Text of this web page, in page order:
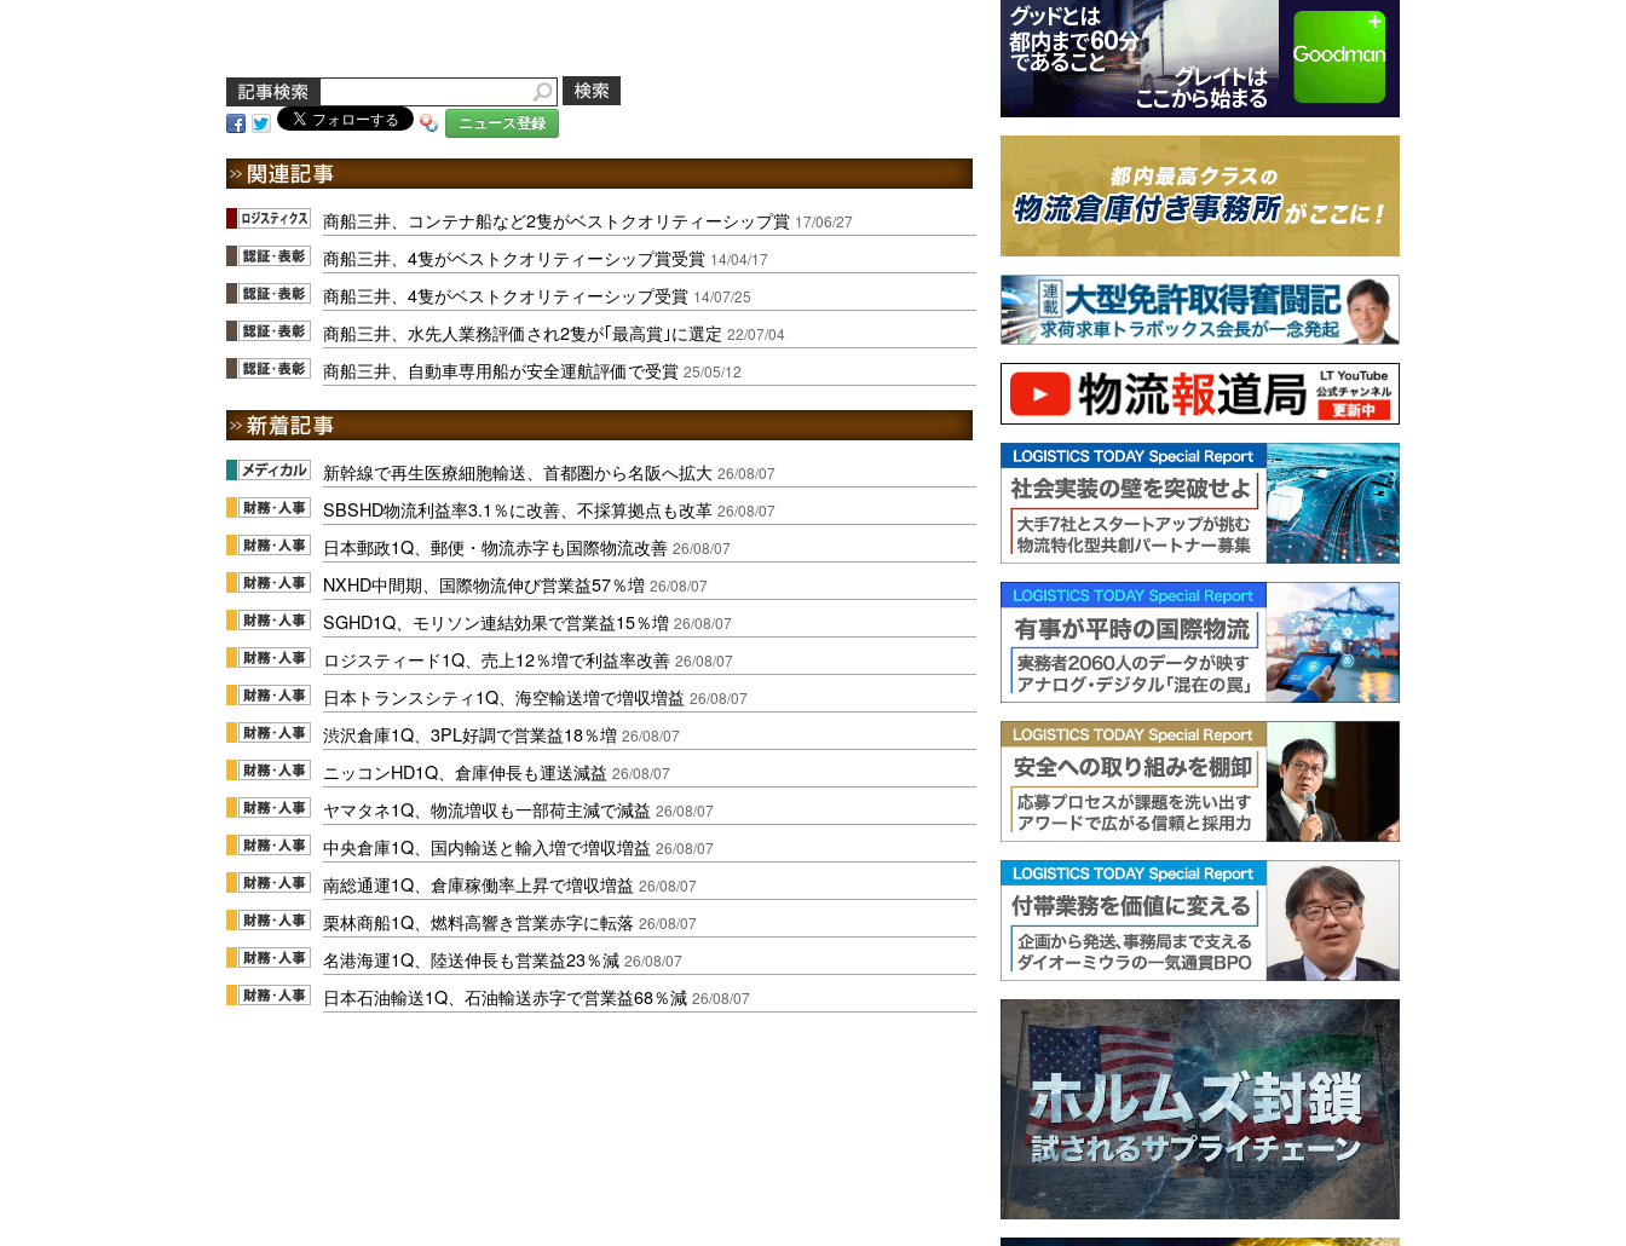
ニュース登録
商船三井、コンテナ船など2隻がベストクオリティーシップ賞 17/06/27
商船三井、4隻がベストクオリティーシップ賞受賞 14/04/17
商船三井、4隻がベストクオリティーシップ受賞 14/07/25
商船三井、水先人業務評価され2隻が｢最高賞｣に選定 22/07/04
商船三井、自動車専用船が安全運航評価で受賞 25/05/12
新幹線で再生医療細胞輸送、首都圏から名阪へ拡大 26/08/07
SBSHD物流利益率3.1％に改善、不採算拠点も改革 26/08/07
日本郵政1Q、郵便・物流赤字も国際物流改善 26/08/07
NXHD中間期、国際物流伸び営業益57％増 26/08/07
SGHD1Q、モリソン連結効果で営業益15％増 26/08/07
ロジスティード1Q、売上12％増で利益率改善 26/08/07
日本トランスシティ1Q、海空輸送増で増収増益 26/08/07
渋沢倉庫1Q、3PL好調で営業益18％増 26/08/07
ニッコンHD1Q、倉庫伸長も運送減益 26/08/07
ヤマタネ1Q、物流増収も一部荷主減で減益 26/08/07
中央倉庫1Q、国内輸送と輸入増で増収増益 26/08/07
南総通運1Q、倉庫稼働率上昇で増収増益 26/08/07
栗林商船1Q、燃料高響き営業赤字に転落 26/08/07
名港海運1Q、陸送伸長も営業益23％減 26/08/07
日本石油輸送1Q、石油輸送赤字で営業益68％減 26/08/07